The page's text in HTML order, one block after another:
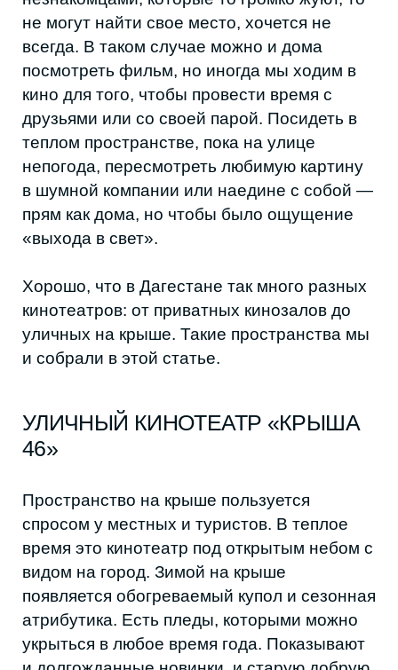
прям как дома, но чтобы было ощущение
«выхода в свет».
Хорошо, что в Дагестане так много разных
кинотеатров: от приватных кинозалов до
уличных на крыше. Такие пространства мы
и собрали в этой статье.
УЛИЧНЫЙ КИНОТЕАТР «КРЫША
46»
Пространство на крыше пользуется
время это кинотеатр под открытым небом с
видом на город. Зимой на крыше
появляется обогреваемый купол и сезонная
атрибутика. Есть пледы, которыми можно
укрыться в любое время года. Показывают
На крыше есть кофейня с напитками и
перекусами, но можно принести и свои
факту.